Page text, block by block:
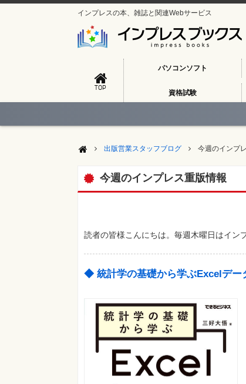
インプレスの本、雑誌と関連Webサービス
TOP
パソコンソフト
資格試験
出版営業スタッフブログ 今週のインプ
今週のインプレス重版情報
読者の皆様こんにちは。毎週木曜日はイン
◆ 統計学の基礎から学ぶExcelデー